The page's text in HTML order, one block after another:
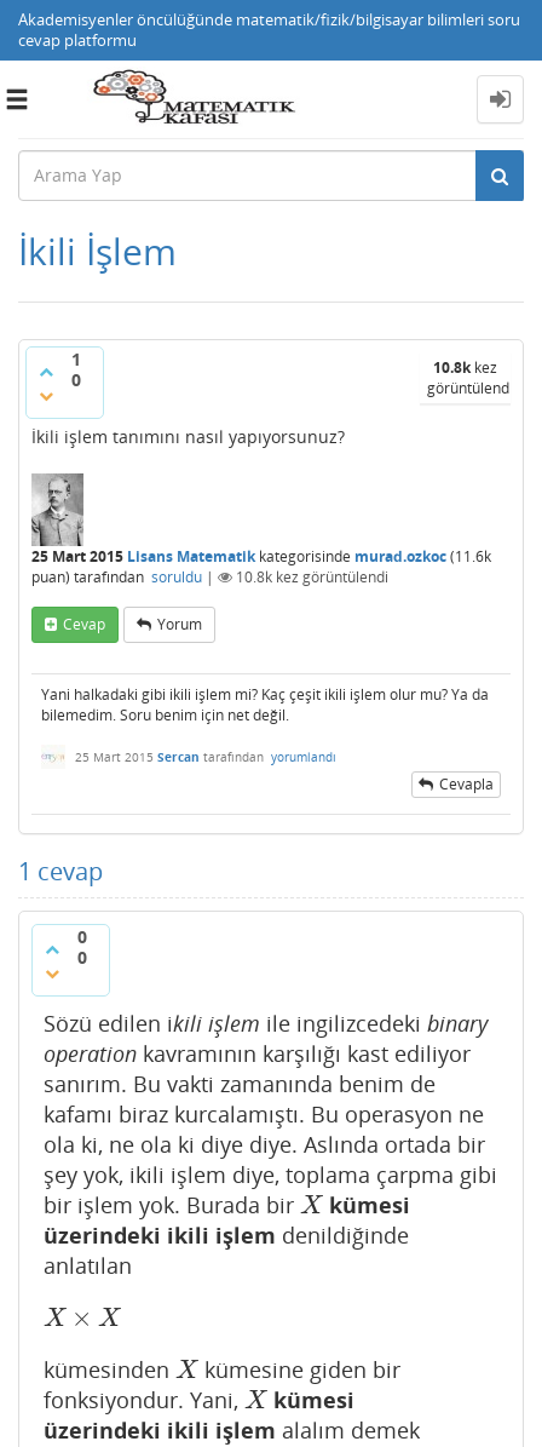
Akademisyenler öncülüğünde matematik/fizik/bilgisayar bilimleri soru
cevap platformu
Toggle
İkili İşlem
1
0
10.8kkez
görüntülendi
İkili işlem tanımını nasıl yapıyorsunuz?
25 Mart 2015 Lisans Matematikkategorisinde murad.ozkoc(11.6k
puan) tarafından soruldu | 10.8k kez görüntülendi
Cevap Yorum
Yani halkadaki gibi ikili işlem mi? Kaç çeşit ikili işlem olur mu? Ya da
bilemedim. Soru benim için net değil.
25 Mart 2015 Sercan tarafından yorumlandı
Cevapla
1 cevap
0
0
Sözü edilen ikili işlem ile ingilizcedeki binary
operation kavramının karşılığı kast ediliyor
sanırım. Bu vakti zamanında benim de
kafamı biraz kurcalamıştı. Bu operasyon ne
ola ki, ne ola ki diye diye. Aslında ortada bir
şey yok, ikili işlem diye, toplama çarpma gibi
bir işlem yok. Burada bir X
X
kümesi
üzerindeki ikili işlem denildiğinde
anlatılan
X × X
X× X
kümesinden X
X
kümesine giden bir
fonksiyondur. Yani, X
X
kümesi
üzerindeki ikili işlem alalım demek